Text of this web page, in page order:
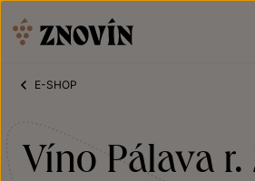
E-SHOP
Víno Pálava r.